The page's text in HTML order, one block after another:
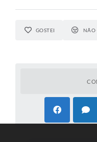
GOSTEI NÃO